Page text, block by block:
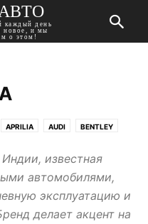
каждый день
новое, и мы
о этом!
APRILIA AUDI BENTLEY
DATSUN DODGE
FORD GEELY GMC
HUMMER HYUNDAI
KAWASAKI KIA LADA
известная
автомобилями,
эксплуатацию и
делает акцент на